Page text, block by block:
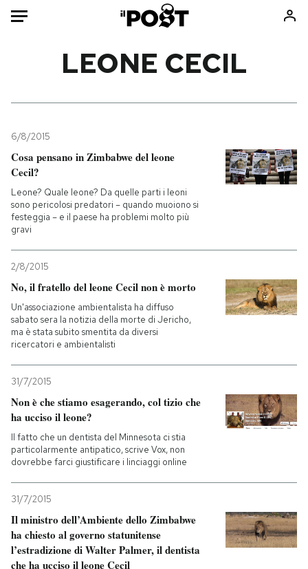
Mondo
Politica
Internet
Scienza
Economia
Consumismi
Ok Boomer!
Media
Altrecose
PODCAST
NEWSLETTER
CALENDARIO
AREA PERSONALE
LEONE CECIL
6/8/2015
Cosa pensano in Zimbabwe del leone
Cecil?
Leone? Quale leone? Da quelle parti i leoni
sono pericolosi predatori – quando muoiono si
festeggia – e il paese ha problemi molto più
gravi
2/8/2015
No, il fratello del leone Cecil non è morto
Un'associazione ambientalista ha diffuso
sabato sera la notizia della morte di Jericho,
ma è stata subito smentita da diversi
ricercatori e ambientalisti
31/7/2015
Non è che stiamo esagerando, col tizio che
ha ucciso il leone?
Il fatto che un dentista del Minnesota ci stia
particolarmente antipatico, scrive Vox, non
dovrebbe farci giustificare i linciaggi online
31/7/2015
Il ministro dell’Ambiente dello Zimbabwe
ha chiesto al governo statunitense
l’estradizione di Walter Palmer, il dentista
che ha ucciso il leone Cecil